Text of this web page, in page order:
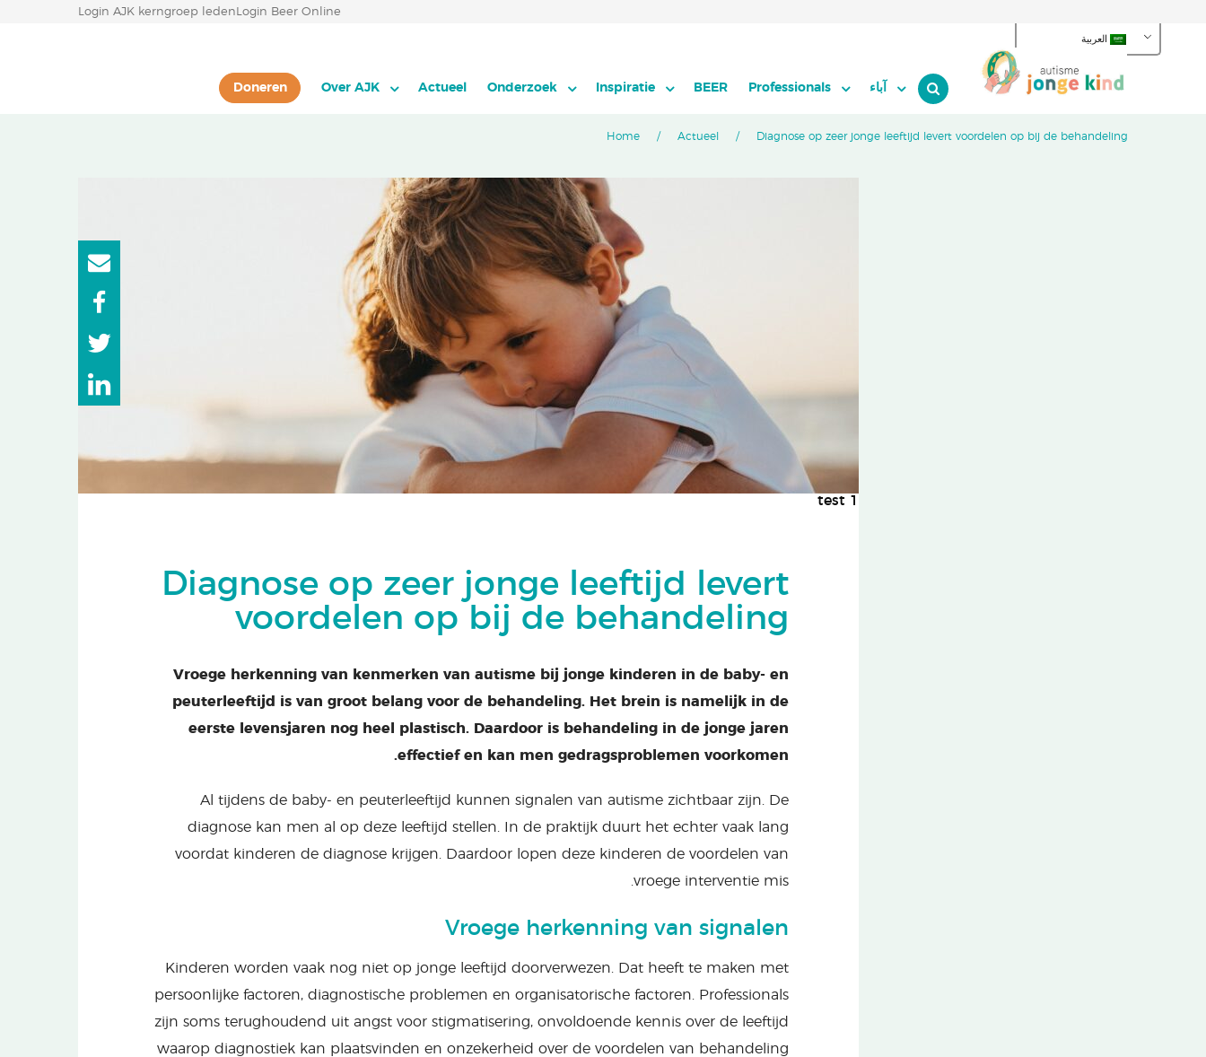
Login Beer Online
Login AJK kerngroep leden
العربية
آباء Professionals
BEER
Inspiratie
Onderzoek
Actueel
Over AJK
Doneren
Home Actueel Diagnose op zeer jonge leeftijd levert voordelen op bij de behandeling
test 1
Diagnose op zeer jonge leeftijd levert
voordelen op bij de behandeling
Vroege herkenning van kenmerken van autisme bij jonge kinderen in de baby- en
peuterleeftijd is van groot belang voor de behandeling. Het brein is namelijk in de
eerste levensjaren nog heel plastisch. Daardoor is behandeling in de jonge jaren
effectief en kan men gedragsproblemen voorkomen.
Al tijdens de baby- en peuterleeftijd kunnen signalen van autisme zichtbaar zijn. De
diagnose kan men al op deze leeftijd stellen. In de praktijk duurt het echter vaak lang
voordat kinderen de diagnose krijgen. Daardoor lopen deze kinderen de voordelen van
vroege interventie mis.
Vroege herkenning van signalen
Kinderen worden vaak nog niet op jonge leeftijd doorverwezen. Dat heeft te maken met
persoonlijke factoren, diagnostische problemen en organisatorische factoren. Professionals
zijn soms terughoudend uit angst voor stigmatisering, onvoldoende kennis over de leeftijd
waarop diagnostiek kan plaatsvinden en onzekerheid over de voordelen van behandeling